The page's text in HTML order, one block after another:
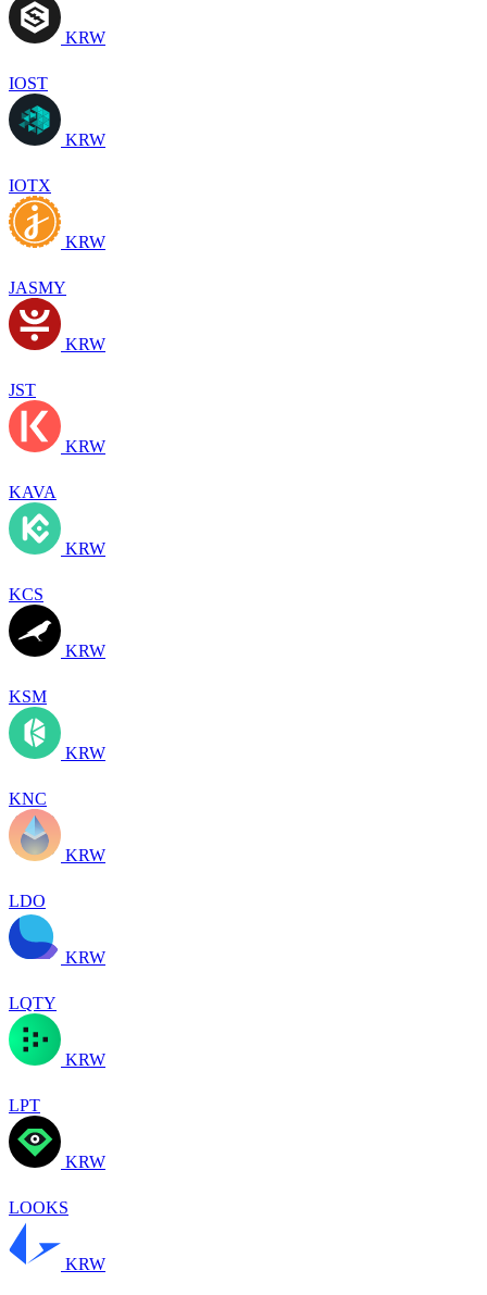
KRW
IOST
KRW
IOTX
KRW
JASMY
KRW
JST
KRW
KAVA
KRW
KCS
KRW
KSM
KRW
KNC
KRW
LDO
KRW
LQTY
KRW
LPT
KRW
LOOKS
KRW